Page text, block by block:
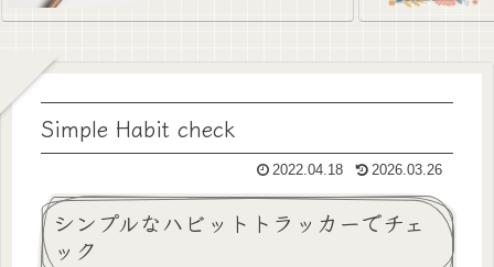
Simple Habit check
2022.04.18 2026.03.26
シンプルなハビットトラッカーでチェ
ック